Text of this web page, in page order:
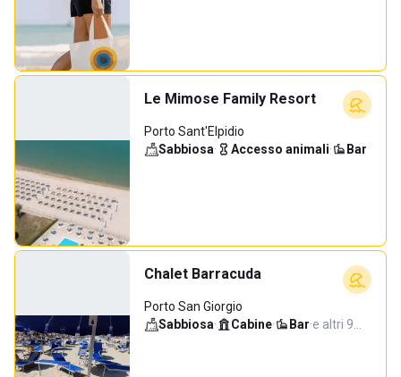
Le Mimose Family Resort
Porto Sant'Elpidio
Sabbiosa· Accesso animali· Bar
Chalet Barracuda
Porto San Giorgio
Sabbiosa· Cabine· Bar·e altri 9…